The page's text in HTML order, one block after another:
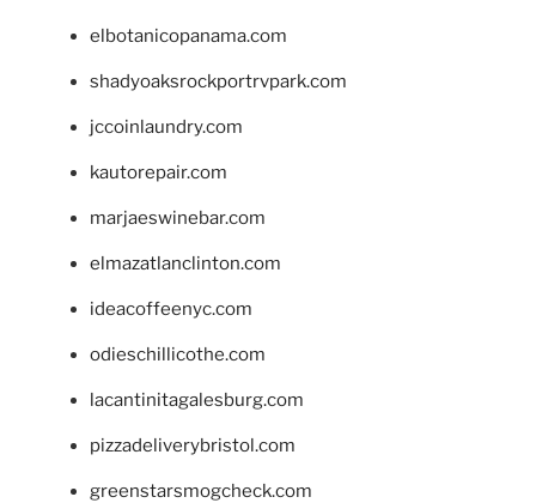
elbotanicopanama.com
shadyoaksrockportrvpark.com
jccoinlaundry.com
kautorepair.com
marjaeswinebar.com
elmazatlanclinton.com
ideacoffeenyc.com
odieschillicothe.com
lacantinitagalesburg.com
pizzadeliverybristol.com
greenstarsmogcheck.com